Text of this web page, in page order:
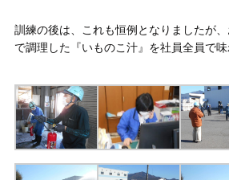
訓練の後は、これも恒例となりましたが
で調理した『いものこ汁』を社員全員で味